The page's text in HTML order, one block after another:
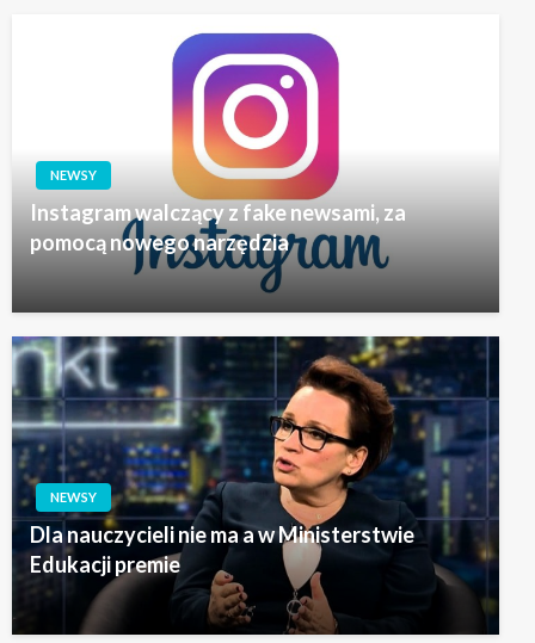
NEWSY
Instagram walczący z fake newsami, za
pomocą nowego narzędzia
NEWSY
Dla nauczycieli nie ma a w Ministerstwie
Edukacji premie